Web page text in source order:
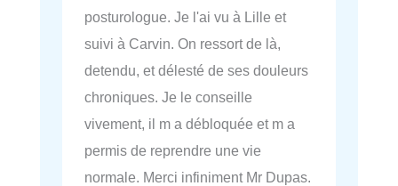
posturologue. Je l'ai vu à Lille et
suivi à Carvin. On ressort de là,
detendu, et délesté de ses douleurs
chroniques. Je le conseille
vivement, il m a débloquée et m a
permis de reprendre une vie
normale. Merci infiniment Mr Dupas.